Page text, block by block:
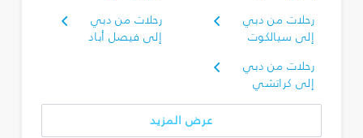
رحلات من دبي
إلى سيالكوت
رحلات من دبي
إلى فيصل أباد
رحلات من دبي
إلى كراتشي
عرض المزيد